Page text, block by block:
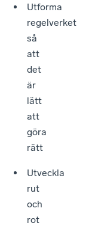
Utforma
regelverket
så
att
det
är
lätt
att
göra
rätt
Utveckla
rut
och
rot